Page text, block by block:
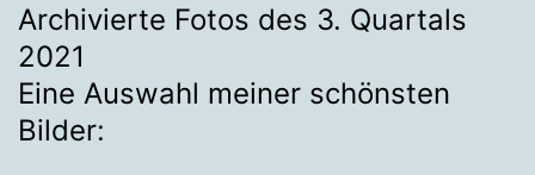
Archivierte Fotos des 3. Quartals
2021
Eine Auswahl meiner schönsten
Bilder: